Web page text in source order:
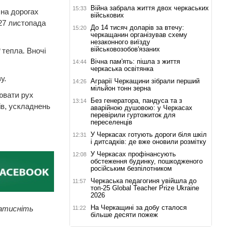
на дорогах
листопада
Вночі
рух
ускладнень
15:33
Війна забрала життя двох черкаських
військових
15:20
До 14 тисяч доларів за втечу:
черкащанин організував схему
незаконного виїзду
військовозобов'язаних
14:44
Вічна пам'ять: пішла з життя
черкаська освітянка
14:26
Аграрії Черкащини зібрали перший
мільйон тонн зерна
13:14
Без генератора, пандуса та з
аварійною душовою: у Черкасах
перевірили гуртожиток для
переселенців
12:31
У Черкасах готують дороги біля шкіл
і дитсадків: де вже оновили розмітку
12:08
У Черкасах профінансують
обстеження будинку, пошкодженого
російським безпілотником
11:57
Черкаська педагогиня увійшла до
топ-25 Global Teacher Prize Ukraine
2026
11:22
На Черкащині за добу сталося
більше десяти пожеж